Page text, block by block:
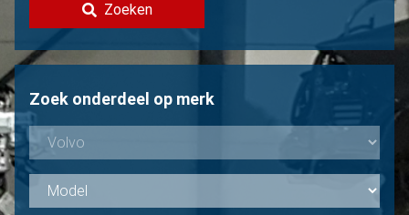
Volvo verkopen?
Niet gevonden?
Zoeken
Zoek onderdeel op merk